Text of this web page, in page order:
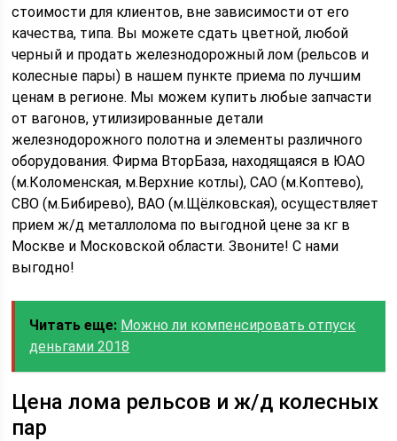
стоимости для клиентов, вне зависимости от его
качества, типа. Вы можете сдать цветной, любой
черный и продать железнодорожный лом (рельсов и
колесные пары) в нашем пункте приема по лучшим
ценам в регионе. Мы можем купить любые запчасти
от вагонов, утилизированные детали
железнодорожного полотна и элементы различного
оборудования. Фирма ВторБаза, находящаяся в ЮАО
(м.Коломенская, м.Верхние котлы), САО (м.Коптево),
СВО (м.Бибирево), ВАО (м.Щёлковская), осуществляет
прием ж/д металлолома по выгодной цене за кг в
Москве и Московской области. Звоните! С нами
выгодно!
Читать еще: Можно ли компенсировать отпуск
деньгами 2018
Цена лома рельсов и ж/д колесных
пар